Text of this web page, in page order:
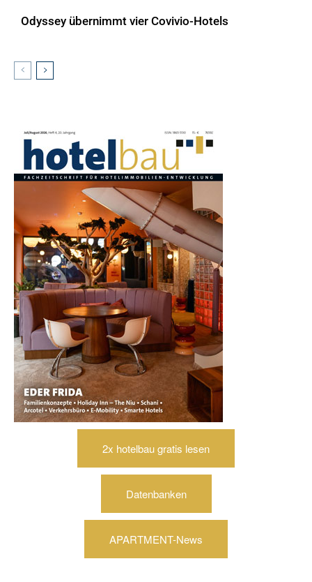
Odyssey übernimmt vier Covivio-Hotels
2x hotelbau gratis lesen
Datenbanken
APARTMENT-News